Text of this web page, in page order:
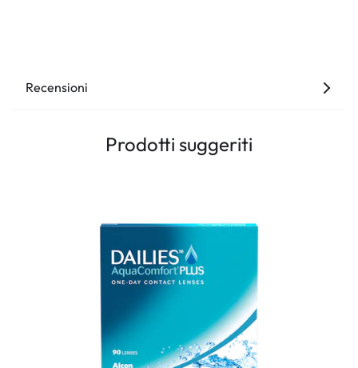
Recensioni
Prodotti suggeriti